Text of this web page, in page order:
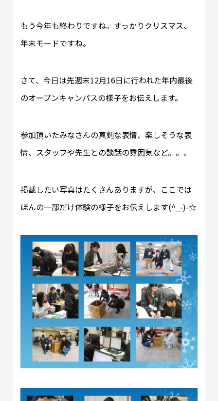
もう今年も終わりですね。すっかりクリスマス、
年末モードですね。
さて、今日は先週末12月16日に行われた年内最後
のオープンキャンパスの様子をお伝えします。
参加頂いたみなさんの真剣な表情、楽しそうな表
情、スタッフや先生との談話の雰囲気など。。。
掲載したい写真はたくさんありますが、ここでは
ほんの一部だけ体験の様子をお伝えします(^_-)-☆